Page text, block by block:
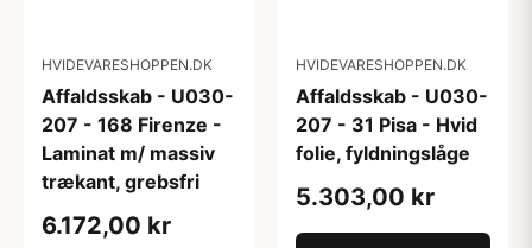
HVIDEVARESHOPPEN.DK
Affaldsskab - U030-
207 - 168 Firenze -
Laminat m/ massiv
trækant, grebsfri
6.172,00 kr
HVIDEVARESHOPPEN.DK
Affaldsskab - U030-
207 - 31 Pisa - Hvid
folie, fyldningslåge
5.303,00 kr